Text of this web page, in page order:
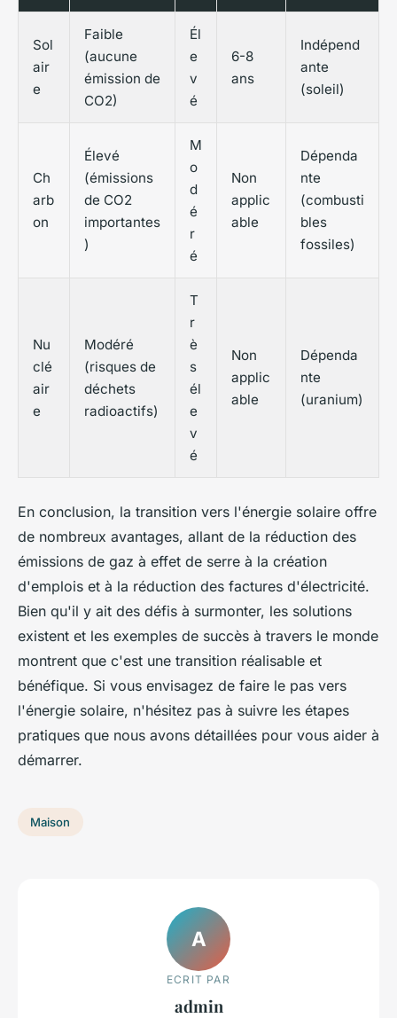
Sol
air
e
Faible
(aucune
émission de
CO2)
Él
e
v
é
6-8
ans
Indépend
ante
(soleil)
Ch
arb
on
Élevé
(émissions
de CO2
importantes
)
M
o
d
é
r
é
Non
applic
able
Dépenda
nte
(combusti
bles
fossiles)
Nu
clé
air
e
Modéré
(risques de
déchets
radioactifs)
T
r
è
s
él
e
v
é
Non
applic
able
Dépenda
nte
(uranium)
En conclusion, la transition vers l'énergie solaire offre
de nombreux avantages, allant de la réduction des
émissions de gaz à effet de serre à la création
d'emplois et à la réduction des factures d'électricité.
Bien qu'il y ait des défis à surmonter, les solutions
existent et les exemples de succès à travers le monde
montrent que c'est une transition réalisable et
bénéfique. Si vous envisagez de faire le pas vers
l'énergie solaire, n'hésitez pas à suivre les étapes
pratiques que nous avons détaillées pour vous aider à
démarrer.
Maison
A
ECRIT PAR
admin